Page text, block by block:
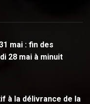
mai : fin des
28 mai à minuit
à la délivrance de la